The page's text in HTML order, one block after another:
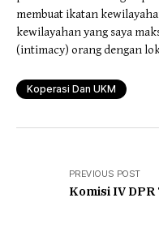
membuat ikatan
kewilayahan yang saya
(intimacy) orang dengan
Koperasi Dan UKM
PREVIOUS POST
Komisi IV